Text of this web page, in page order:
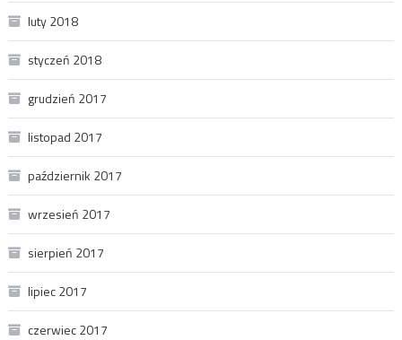
luty 2018
styczeń 2018
grudzień 2017
listopad 2017
październik 2017
wrzesień 2017
sierpień 2017
lipiec 2017
czerwiec 2017